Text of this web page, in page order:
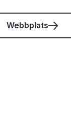
Webbplats